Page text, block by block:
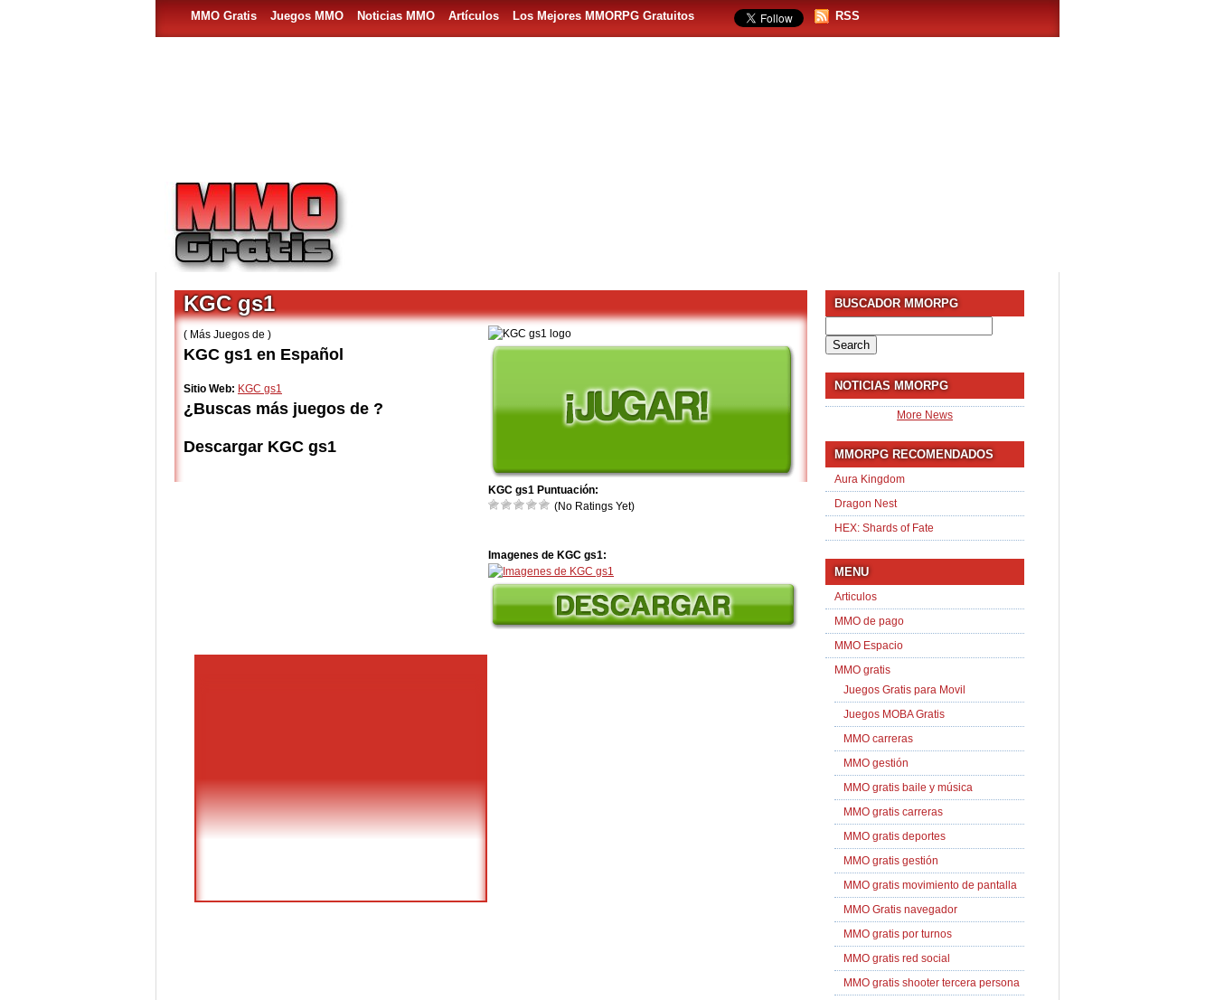
MMO Gratis Juegos MMO Noticias MMO Artículos Los Mejores MMORPG Gratuitos RSS
KGC gs1 Puntuación:
(No Ratings Yet)
Imagenes de KGC gs1:
KGC gs1
( Más Juegos de )
KGC gs1 en Español
Sitio Web: KGC gs1
¿Buscas más juegos de ?
Descargar KGC gs1
BUSCADOR MMORPG
for:
NOTICIAS MMORPG
More News
MMORPG RECOMENDADOS
Aura Kingdom
Dragon Nest
HEX: Shards of Fate
MENU
Articulos
MMO de pago
MMO Espacio
MMO gratis
Juegos Gratis para Movil
Juegos MOBA Gratis
MMO carreras
MMO gestión
MMO gratis baile y música
MMO gratis carreras
MMO gratis deportes
MMO gratis gestión
MMO gratis movimiento de pantalla
MMO Gratis navegador
MMO gratis por turnos
MMO gratis red social
MMO gratis shooter tercera persona